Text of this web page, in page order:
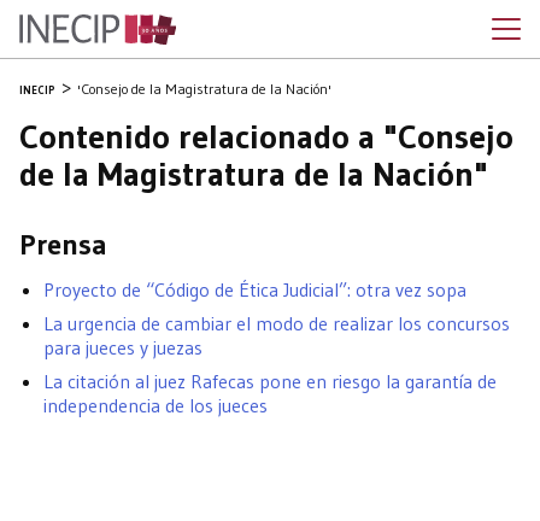
INECIP 'Consejo de la Magistratura de la Nación'
Contenido relacionado a "Consejo
de la Magistratura de la Nación"
Prensa
Proyecto de “Código de Ética Judicial”: otra vez sopa
La urgencia de cambiar el modo de realizar los concursos
para jueces y juezas
La citación al juez Rafecas pone en riesgo la garantía de
independencia de los jueces